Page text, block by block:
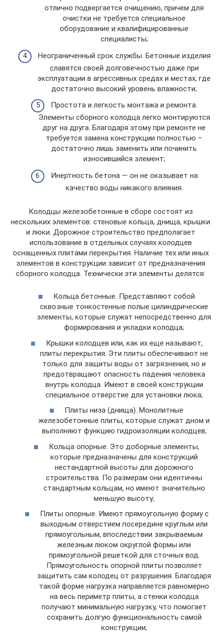
отлично подвергается очищению, причем для
очистки не требуется специальное
оборудование и квалифицированные
специалисты;
Неограниченный срок службы. Бетонные изделия
славятся своей долговечностью даже при
эксплуатации в агрессивных средах и местах, где
достаточно высокий уровень влажности;
Простота и легкость монтажа и ремонта.
Элементы сборного колодца легко монтируются
друг на друга. Благодаря этому при ремонте не
требуется замена конструкции полностью –
достаточно лишь заменить или починить
износившийся элемент;
Инертность бетона — он не оказывает на
качество воды никакого влияния.
Колодцы железобетонные в сборе состоят из
нескольких элементов: стеновые кольца, днища, крышки
и люки. Дорожное строительство предполагает
использование в отдельных случаях колодцев
оснащенных плитами перекрытия. Наличие тех или иных
элементов в конструкции зависит от предназначения
сборного колодца. Технически эти элементы делятся:
Кольца бетонные. Представляют собой
сквозные тонкостенные полые цилиндрические
элементы, которые служат непосредственно для
формирования и укладки колодца;
Крышки колодцев или, как их еще называют,
плиты перекрытия. Эти плиты обеспечивают не
только для защиты воды от загрязнения, но и
предотвращают опасность падения человека
внутрь колодца. Имеют в своей конструкции
специальное отверстие для установки люка;
Плиты низа (днища). Монолитные
железобетонные плиты, которые служат дном и
выполняют функцию гидроизоляции колодцев;
Кольца опорные. Это доборные элементы,
которые предназначены для конструкций
нестандартной высоты для дорожного
строительства. По размерам они идентичны
стандартным кольцам, но имеют значительно
меньшую высоту;
Плиты опорные. Имеют прямоугольную форму с
выходным отверстием посередине круглым или
прямоугольным, впоследствии закрываемым
железным люком округлой формы или
прямоугольной решеткой для сточных вод.
Прямоугольность опорной плиты позволяет
защитить сам колодец от разрушения. Благодаря
такой форме нагрузка направляется равномерно
на весь периметр плиты, а стенки колодца
получают минимальную нагрузку, что помогает
сохранить долгую функциональность самой
конструкции;